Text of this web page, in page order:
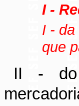
I -
I -
que
II - do